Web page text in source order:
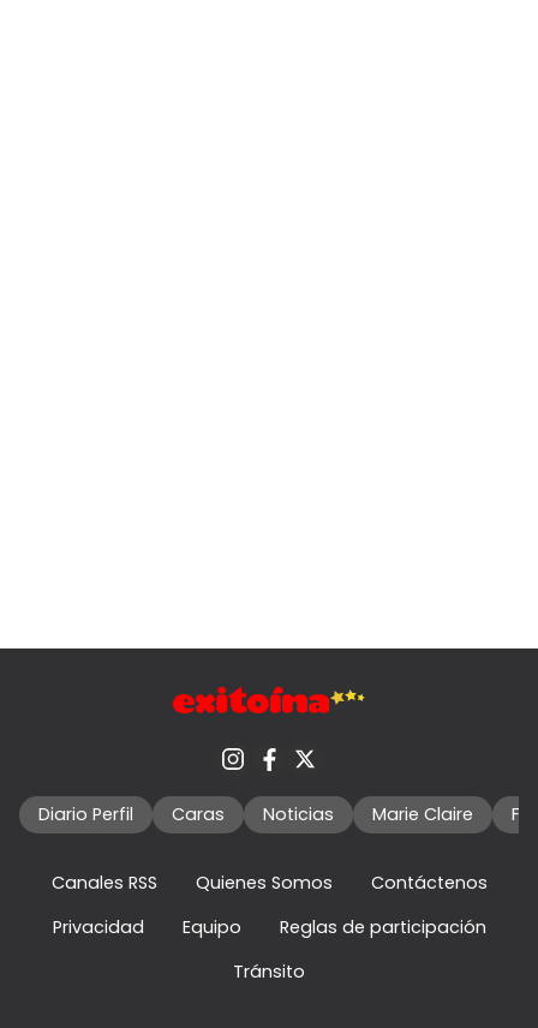
Diario Perfil Caras Noticias Marie Claire
Canales RSS Quienes Somos
Contáctenos
Privacidad
Equipo
Reglas de participación
Tránsito